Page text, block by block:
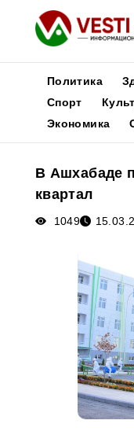
Новости
Медиа
Афиша
Политика
Спорт
Экономика
В Ашхабаде
квартал
1049